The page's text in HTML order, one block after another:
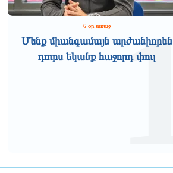
6 օր առաջ
Մենք միանգամայն արժանիորեն
դուրս եկանք հաջորդ փուլ
1